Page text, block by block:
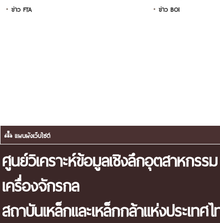
ข่าว FTA
ข่าว BOI
แผนผังเว็บไซต์
ศูนย์วิเคราะห์ข้อมูลเชิงลึกอุตสาหกรรม
เครื่องจักรกล
สถาบันเหล็กและเหล็กกล้าแห่งประเทศ